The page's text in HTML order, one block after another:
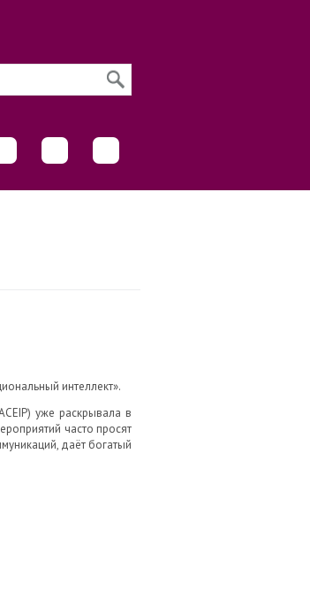
интеллект».
уже раскрывала в
часто просят
даёт богатый